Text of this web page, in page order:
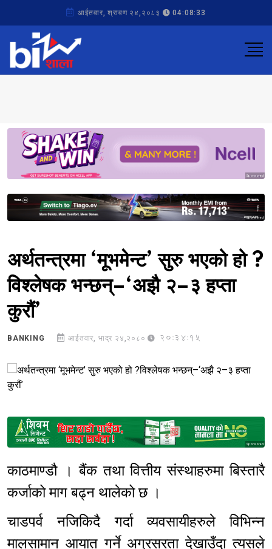
आईतवार, श्रावण २४,२०८३ 04:08:33
Sponsored
Sponsored
अर्थतन्त्रमा ‘मूभमेन्ट’ सुरु भएको हो ?
विश्लेषक भन्छन्–‘अझै २–३ हप्ता
कुरौं’
BANKING आईतवार, भाद्र २४,२०८० 20:34:15
Sponsored
काठमाण्डौ । बैंक तथा वित्तीय संस्थाहरुमा बिस्तारै
कर्जाको माग बढ्न थालेको छ ।
चाडपर्व नजिकिदै गर्दा व्यवसायीहरुले विभिन्न
मालसामान आयात गर्ने अग्रसरता देखाउँदा त्यसले